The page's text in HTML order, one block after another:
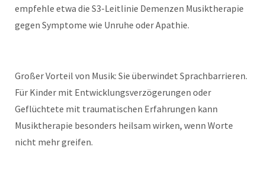
empfehle etwa die S3-Leitlinie Demenzen Musiktherapie
gegen Symptome wie Unruhe oder Apathie.
Großer Vorteil von Musik: Sie überwindet Sprachbarrieren.
Für Kinder mit Entwicklungsverzögerungen oder
Geflüchtete mit traumatischen Erfahrungen kann
Musiktherapie besonders heilsam wirken, wenn Worte
nicht mehr greifen.